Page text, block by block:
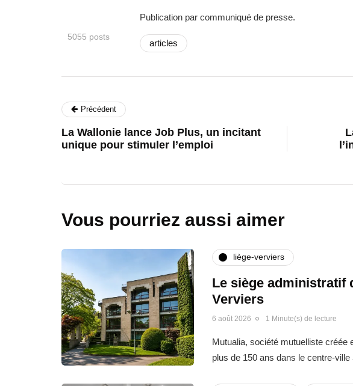
5055 posts
Publication par communiqué de presse.
articles
Précédent
La Wallonie lance Job Plus, un incitant
unique pour stimuler l’emploi
Vous pourriez aussi aimer
liège-verviers
Le siège administratif
Verviers
6 août 2026 1 Minute(s) de lecture
Mutualia, société mutuelliste créée
plus de 150 ans dans le centre-